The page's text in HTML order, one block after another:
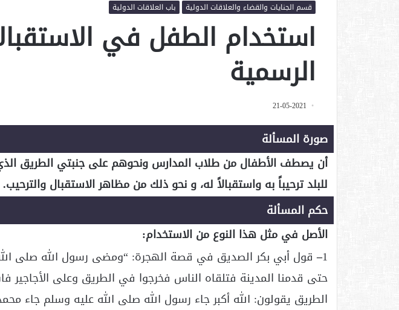
قسم الجنايات والقضاء والعلاقات الدولية باب العلاقات الدولية
استخدام الطفل في
الرسمية
21-05-2021
صورة المسألة
أن يصطف الأطفال من طلاب المدارس ونحوهم على جنبتي الطريق الذي
للبلد ترحيباً به واستقبالاً له، و نحو ذلك من مظاهر الاستقبال والترحيب.
حكم المسألة
الأصل في مثل هذا النوع من الاستخدام:
1
–قول أبي بكر الصديق في قصة الهجرة: “ومضى رسول الله صلى
حتى قدمنا المدينة فتلقاه الناس فخرجوا في الطريق وعلى الأجاجير
الطريق يقولون: الله أكبر جاء رسول الله صلى الله عليه وسلم جاء